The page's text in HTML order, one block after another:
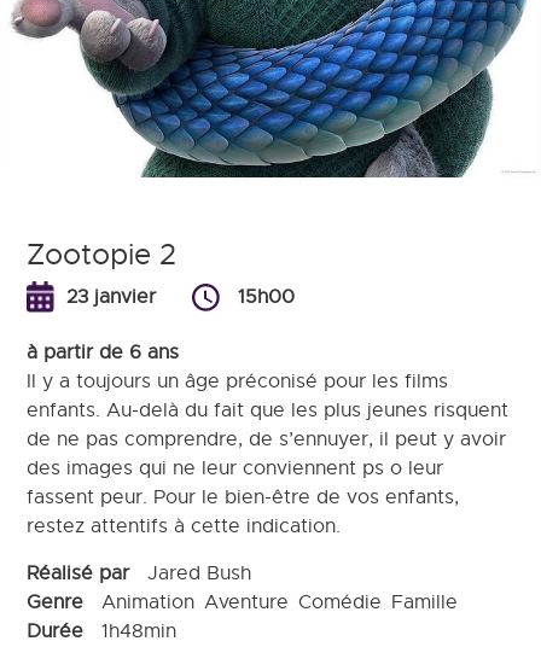
Zootopie 2
23 janvier 15h00
à partir de 6 ans
Il y a toujours un âge préconisé pour les films
enfants. Au-delà du fait que les plus jeunes risquent
de ne pas comprendre, de s’ennuyer, il peut y avoir
des images qui ne leur conviennent ps o leur
fassent peur. Pour le bien-être de vos enfants,
restez attentifs à cette indication.
Réalisé parJared Bush
GenreAnimation Aventure Comédie Famille
Durée1h48min